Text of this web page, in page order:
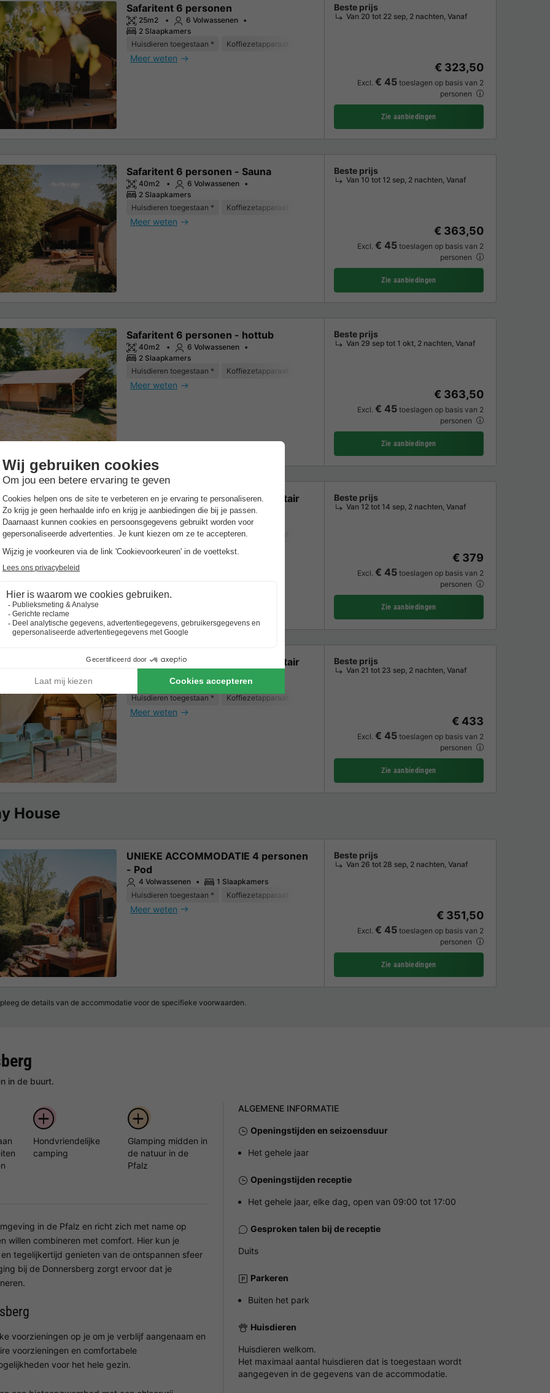
Safaritent 6 personen
25m2
6 Volwassenen
2 Slaapkamers
Huisdieren toegestaan *
Koffiezetapparaat
Meer weten
Beste prijs
Van 20 tot 22 sep, 2 nachten, Vanaf
€ 323,50
Excl. € 45 toeslagen op basis van 2
personen
Zie aanbiedingen
Safaritent 6 personen - Sauna
40m2
6 Volwassenen
2 Slaapkamers
Huisdieren toegestaan *
Koffiezetapparaat
Meer weten
Beste prijs
Van 10 tot 12 sep, 2 nachten, Vanaf
€ 363,50
Excl. € 45 toeslagen op basis van 2
personen
Zie aanbiedingen
Safaritent 6 personen - hottub
40m2
6 Volwassenen
2 Slaapkamers
Huisdieren toegestaan *
Koffiezetapparaat
Meer weten
Beste prijs
Van 29 sep tot 1 okt, 2 nachten, Vanaf
€ 363,50
Excl. € 45 toeslagen op basis van 2
personen
Zie aanbiedingen
Safaritent 4 personen - incl. sanitair
4 Volwassenen
2 Slaapkamers
1 Badkamer
Huisdieren toegestaan *
Koffiezetapparaat
Meer weten
Beste prijs
Van 12 tot 14 sep, 2 nachten, Vanaf
€ 379
Excl. € 45 toeslagen op basis van 2
personen
Zie aanbiedingen
Safaritent 6 personen - incl. sanitair
2 Slaapkamers
1 Badkamer
Huisdieren toegestaan *
Koffiezetapparaat
Meer weten
Beste prijs
Van 21 tot 23 sep, 2 nachten, Vanaf
€ 433
Excl. € 45 toeslagen op basis van 2
personen
Zie aanbiedingen
House
UNIEKE ACCOMMODATIE 4 personen
- Pod
4 Volwassenen
1 Slaapkamers
Huisdieren toegestaan *
Koffiezetapparaat
Meer weten
Beste prijs
Van 26 tot 28 sep, 2 nachten, Vanaf
€ 351,50
Excl. € 45 toeslagen op basis van 2
personen
Zie aanbiedingen
de details van de accommodatie voor de specifieke voorwaarden.
in de buurt.
Hondvriendelijke
camping
Glamping midden in
de natuur in de
Pfalz
in de Pfalz en richt zich met name op
willen combineren met comfort. Hier kun je
tegelijkertijd genieten van de ontspannen sfeer
bij de Donnersberg zorgt ervoor dat je
voorzieningen op je om je verblijf aangenaam en
voorzieningen en comfortabele
voor het hele gezin.
ALGEMENE INFORMATIE
Openingstijden en seizoensduur
Het gehele jaar
Openingstijden receptie
Het gehele jaar, elke dag, open van 09:00 tot 17:00
Gesproken talen bij de receptie
Duits
Parkeren
Buiten het park
Huisdieren
Huisdieren welkom.
Het maximaal aantal huisdieren dat is toegestaan wordt
aangegeven in de gegevens van de accommodatie.